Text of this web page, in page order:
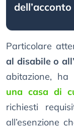
dell’acconto
Particolare
al disabile o
abitazione,
una casa di
richiesti
all’esenzione